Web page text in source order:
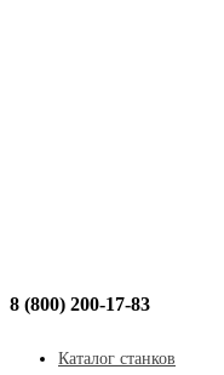
8 (800) 200-17-83
Каталог станков